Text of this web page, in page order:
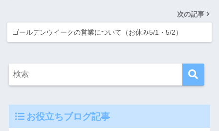
次の記事
ゴールデンウイークの営業について（お休み5/1・5/2）
お役立ちブログ記事